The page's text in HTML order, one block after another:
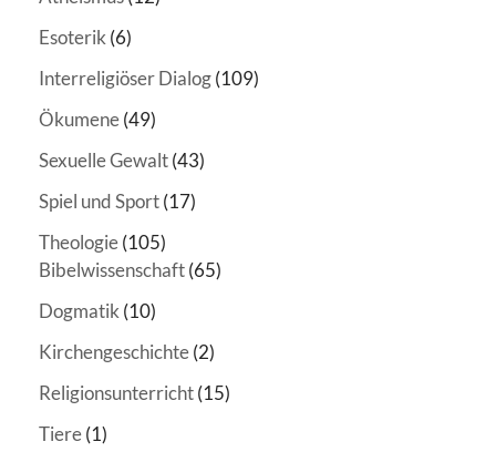
Esoterik (6)
Interreligiöser Dialog(109)
Ökumene(49)
Sexuelle Gewalt(43)
Spiel und Sport(17)
Theologie(105)
Bibelwissenschaft(65)
Dogmatik (10)
Kirchengeschichte(2)
Religionsunterricht(15)
Tiere(1)